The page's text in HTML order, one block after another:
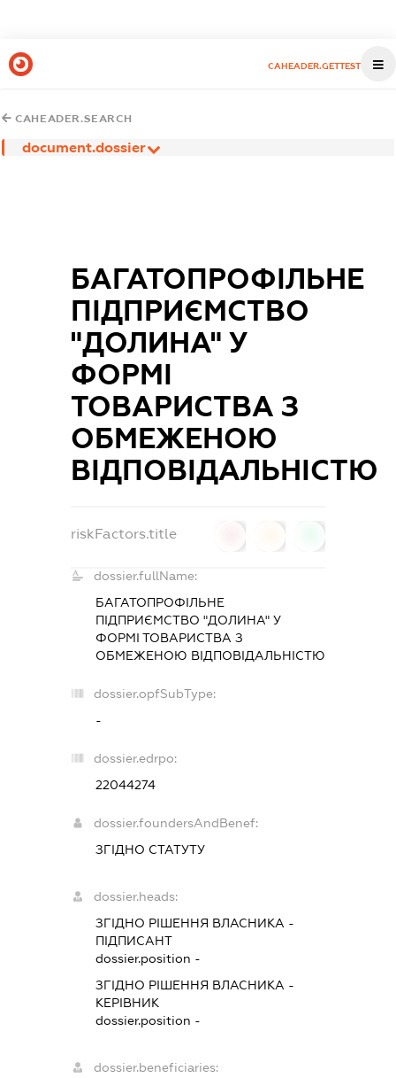
CAHEADER.GETTEST
CAHEADER.SEARCH
document.dossier
БАГАТОПРОФІЛЬНЕ
ПІДПРИЄМСТВО
"ДОЛИНА" У
ФОРМІ
ТОВАРИСТВА З
ОБМЕЖЕНОЮ
ВІДПОВІДАЛЬНІСТЮ
riskFactors.title
dossier.fullName:
БАГАТОПРОФІЛЬНЕ
ПІДПРИЄМСТВО "ДОЛИНА" У
ФОРМІ ТОВАРИСТВА З
ОБМЕЖЕНОЮ ВІДПОВІДАЛЬНІСТЮ
dossier.opfSubType:
-
dossier.edrpo:
22044274
dossier.foundersAndBenef:
ЗГІДНО СТАТУТУ
dossier.heads:
ЗГІДНО РІШЕННЯ ВЛАСНИКА -
ПІДПИСАНТ
dossier.position -
ЗГІДНО РІШЕННЯ ВЛАСНИКА -
КЕРІВНИК
dossier.position -
dossier.beneficiaries: